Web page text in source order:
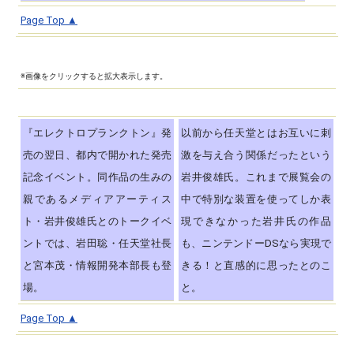
Page Top ▲
※画像をクリックすると拡大表示します。
『エレクトロプランクトン』発
売の翌日、都内で開かれた発売
記念イベント。同作品の生みの
親であるメディアアーティス
ト・岩井俊雄氏とのトークイベ
ントでは、岩田聡・任天堂社長
と宮本茂・情報開発本部長も登
場。
以前から任天堂とはお互いに刺
激を与え合う関係だったという
岩井俊雄氏。これまで展覧会の
中で特別な装置を使ってしか表
現できなかった岩井氏の作品
も、ニンテンドーDSなら実現で
きる！と直感的に思ったとのこ
と。
Page Top ▲